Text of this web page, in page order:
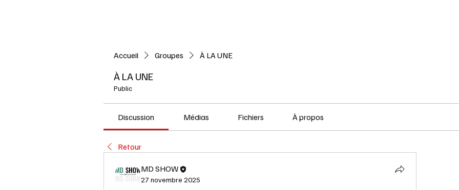
Accueil Groupes À LA UNE
À LA UNE
Public
Discussion Médias Fichiers À propos
Retour
MD SHOW
27 novembre 2025